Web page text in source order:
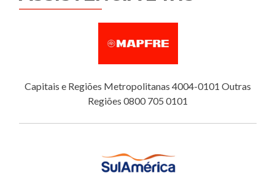
Capitais e Regiões Metropolitanas 4004-0101 Outras
Regiões 0800 705 0101